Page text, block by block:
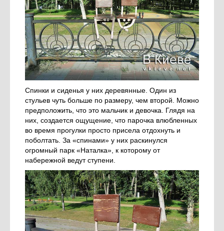
Спинки и сиденья у них деревянные. Один из
стульев чуть больше по размеру, чем второй. Можно
предположить, что это мальчик и девочка. Глядя на
них, создается ощущение, что парочка влюбленных
во время прогулки просто присела отдохнуть и
поболтать. За «спинами» у них раскинулся
огромный парк «Наталка», к которому от
набережной ведут ступени.